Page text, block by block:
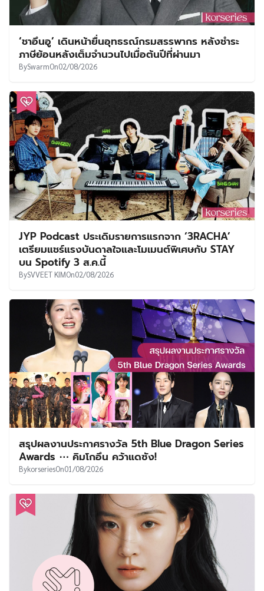
‘ชาอึนอู’ เดินหน้ายื่นอุทธรณ์กรมสรรพากร หลังชำระ
ภาษีย้อนหลังเต็มจำนวนไปเมื่อต้นปีที่ผ่านมา
BySwarmOn02/08/2026
JYP Podcast ประเดิมรายการแรกจาก ‘3RACHA’
เตรียมแชร์แรงบันดาลใจและโมเมนต์พิเศษกับ STAY
บน Spotify 3 ส.ค.นี้
BySVVEET KIMOn02/08/2026
สรุปผลงานประกาศรางวัล 5th Blue Dragon Series
Awards ⋯ คิมโกอึน คว้าแดซัง!
BykorseriesOn01/08/2026